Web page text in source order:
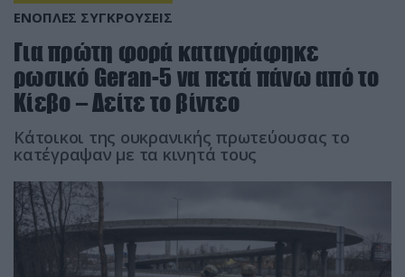
ΕΝΟΠΛΕΣ ΣΥΓΚΡΟΥΣΕΙΣ
Για πρώτη φορά καταγράφηκε
ρωσικό Geran-5 να πετά πάνω από το
Κίεβο – Δείτε το βίντεο
Κάτοικοι της ουκρανικής πρωτεύουσας το
κατέγραψαν με τα κινητά τους